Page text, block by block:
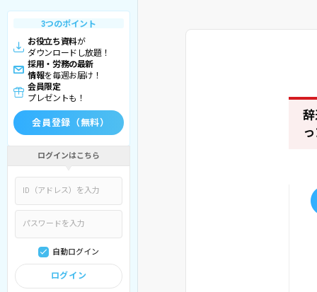
3つのポイント
お役立ち資料が
ダウンロードし放題！
採用・労務の最新
情報を毎週お届け！
会員限定
プレゼントも！
会員登録（無料）
ログインはこちら
自動ログイン
ログイン